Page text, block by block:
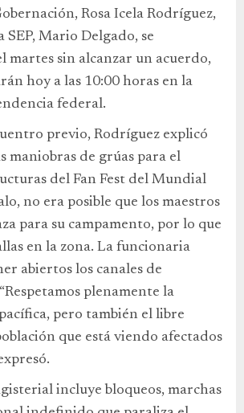
Rosa Icela Rodríguez,
Mario Delgado, se
martes sin alcanzar un acuerdo,
hoy a las 10:00 horas en la
federal.
previo, Rodríguez explicó
maniobras de grúas para el
del Fan Fest del Mundial
no era posible que los maestros
para su campamento, por lo que
en la zona. La funcionaria
abiertos los canales de
plenamente la
pero también el libre
que está viendo afectados
incluye bloqueos, marchas